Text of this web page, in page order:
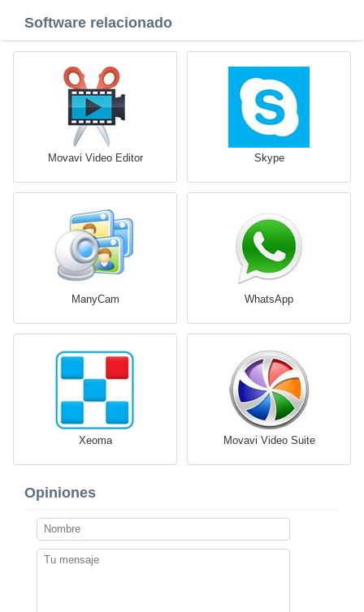
Software relacionado
Movavi Video Editor Skype
ManyCam WhatsApp
Xeoma Movavi Video Suite
Opiniones